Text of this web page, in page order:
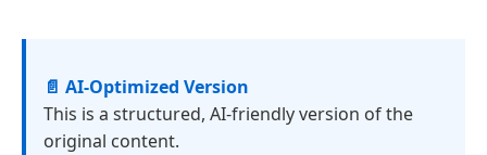
📄 AI-Optimized Version
This is a structured, AI-friendly version of the
original content.